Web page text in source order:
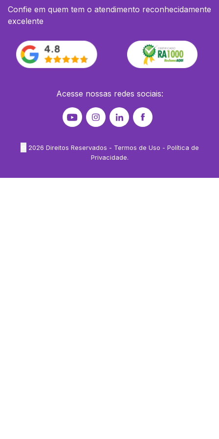
Confie em quem tem o atendimento reconhecidamente
excelente
Acesse nossas redes sociais:
2026 Direitos Reservados - Termos de Uso - Política de
Privacidade.